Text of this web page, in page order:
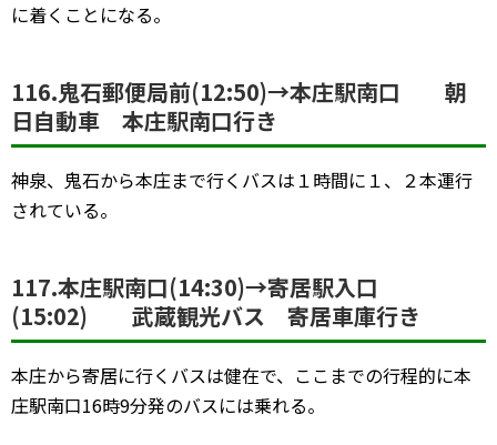
に着くことになる。
116.鬼石郵便局前(12:50)→本庄駅南口 朝
日自動車 本庄駅南口行き
神泉、鬼石から本庄まで行くバスは１時間に１、２本運行
されている。
117.本庄駅南口(14:30)→寄居駅入口
(15:02) 武蔵観光バス 寄居車庫行き
本庄から寄居に行くバスは健在で、ここまでの行程的に本
庄駅南口16時9分発のバスには乗れる。